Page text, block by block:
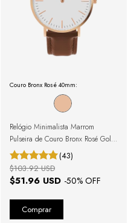
Couro Bronx Rosé 40mm:
Relógio Minimalista Marrom
Pulseira de Couro Bronx Rosé Gold
40mm
(43)
$51.96 USD -50% OFF
$103.92 USD